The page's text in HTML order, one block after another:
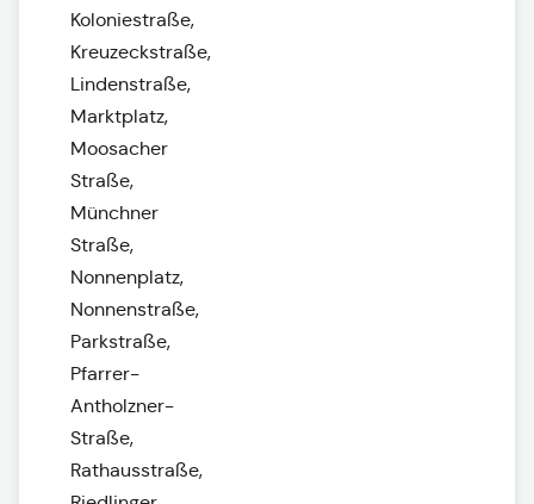
Koloniestraße,
Kreuzeckstraße,
Lindenstraße,
Marktplatz,
Moosacher
Straße,
Münchner
Straße,
Nonnenplatz,
Nonnenstraße,
Parkstraße,
Pfarrer-
Antholzner-
Straße,
Rathausstraße,